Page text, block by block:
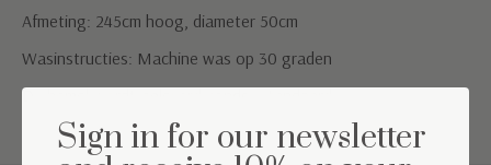
Afmeting: 245cm hoog, diameter 50cm
Wasinstructies: Machine was op 30 graden
De hemel wordt geleverd zonder standaard.
Sign in for our newsletter